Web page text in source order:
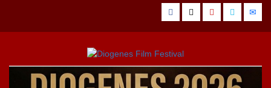
Facebook
TwitterYouTube
Vimeo